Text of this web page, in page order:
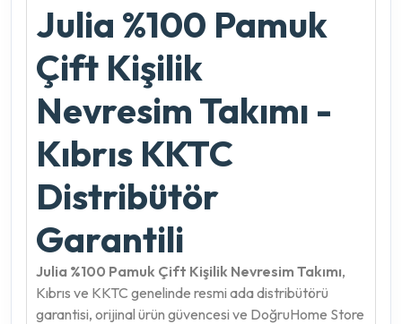
Julia %100 Pamuk
Çift Kişilik
Nevresim Takımı -
Kıbrıs KKTC
Distribütör
Garantili
Julia %100 Pamuk Çift Kişilik Nevresim Takımı,
Kıbrıs ve KKTC genelinde resmi ada distribütörü
garantisi, orijinal ürün güvencesi ve DoğruHome Store